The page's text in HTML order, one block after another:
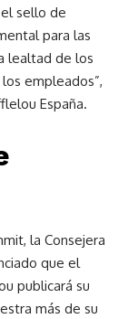
sello de
para las
lealtad de los
empleados”,
España.
la Consejera
que el
publicará su
más de su